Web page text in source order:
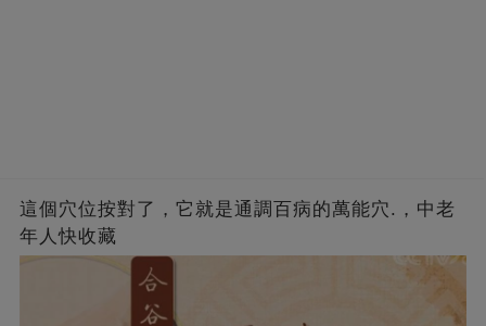
這個穴位按對了，它就是通調百病的萬能穴.，中老
年人快收藏